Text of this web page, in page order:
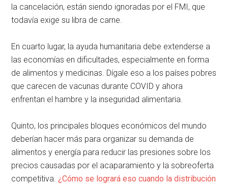
la cancelación, están siendo ignoradas por el FMI, que
todavía exige su libra de carne.
En cuarto lugar, la ayuda humanitaria debe extenderse a
las economías en dificultades, especialmente en forma
de alimentos y medicinas. Dígale eso a los países pobres
que carecen de vacunas durante COVID y ahora
enfrentan el hambre y la inseguridad alimentaria.
Quinto, los principales bloques económicos del mundo
deberían hacer más para organizar su demanda de
alimentos y energía para reducir las presiones sobre los
precios causadas por el acaparamiento y la sobreoferta
competitiva.¿Cómo se logrará eso cuando la distribución